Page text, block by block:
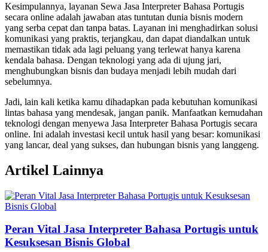
Kesimpulannya, layanan Sewa Jasa Interpreter Bahasa Portugis
secara online adalah jawaban atas tuntutan dunia bisnis modern
yang serba cepat dan tanpa batas. Layanan ini menghadirkan solusi
komunikasi yang praktis, terjangkau, dan dapat diandalkan untuk
memastikan tidak ada lagi peluang yang terlewat hanya karena
kendala bahasa. Dengan teknologi yang ada di ujung jari,
menghubungkan bisnis dan budaya menjadi lebih mudah dari
sebelumnya.
Jadi, lain kali ketika kamu dihadapkan pada kebutuhan komunikasi
lintas bahasa yang mendesak, jangan panik. Manfaatkan kemudahan
teknologi dengan menyewa Jasa Interpreter Bahasa Portugis secara
online. Ini adalah investasi kecil untuk hasil yang besar: komunikasi
yang lancar, deal yang sukses, dan hubungan bisnis yang langgeng.
Artikel Lainnya
Peran Vital Jasa Interpreter Bahasa Portugis untuk
Kesuksesan Bisnis Global